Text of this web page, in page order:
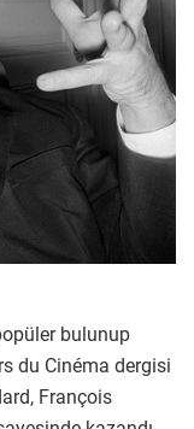
bulunup
du Cinéma dergisi
François